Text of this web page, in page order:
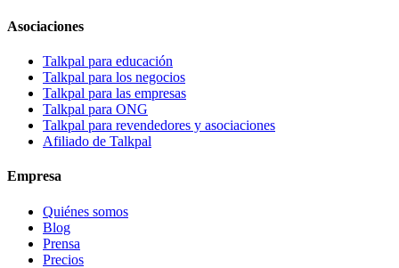
Asociaciones
Talkpal para educación
Talkpal para los negocios
Talkpal para las empresas
Talkpal para ONG
Talkpal para revendedores y asociaciones
Afiliado de Talkpal
Empresa
Quiénes somos
Blog
Prensa
Precios